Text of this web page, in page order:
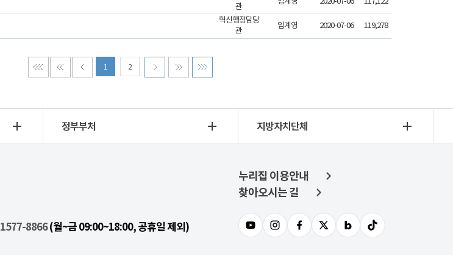
관
혁신행정담당
관
임계영 2020-07-06 119,278
1 2
정부부처 지방자치단체
1577-8866(월~금 09:00~18:00, 공휴일 제외)
누리집 이용안내
찾아오시는 길